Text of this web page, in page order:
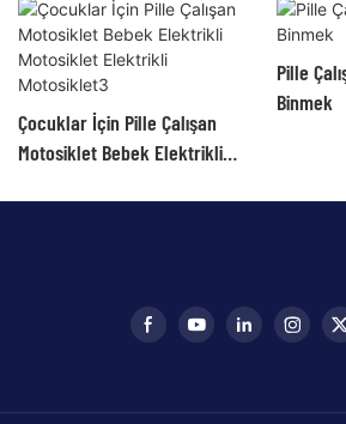
Çocuklar İçin Pille Çalışan
Motosiklet Bebek Elektrikli
Pille
Binmek